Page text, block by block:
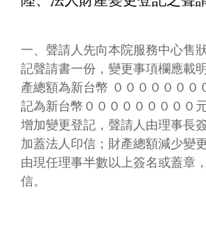
一、聲請人先向本院服務中心售
記聲請書一份，變更事項欄應載
產總額為新台幣 ０００００００
記為新台幣０００００００００
增加變更登記，聲請人由理事長
加蓋法人印信；財產總額減少變
由現任理事半數以上簽名或蓋章
信。